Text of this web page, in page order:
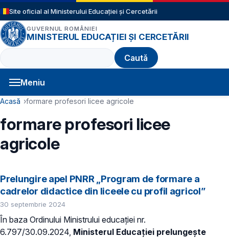
Sari la conținutul principal
Site oficial al Ministerului Educației și Cercetării
GUVERNUL ROMÂNIEI
MINISTERUL EDUCAȚIEI ȘI CERCETĂRII
Caută
Meniu
Navigație principală
Cale de navigare
Acasă formare profesori licee agricole
formare profesori licee
agricole
Prelungire apel PNRR „Program de formare a
cadrelor didactice din liceele cu profil agricol”
30 septembrie 2024
În baza Ordinului Ministrului educației nr.
6.797/30.09.2024, Ministerul Educației prelungește